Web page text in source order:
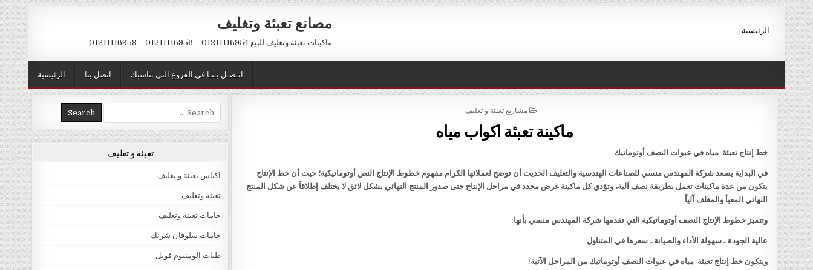
Skip
to
content
مصانع تعبئة وتغليف
ماكينات تعبئة وتغليف للبيع 01211116954 – 01211116956 – 01211116958
الرئيسية
الرئيسية اتصل بنا اتـصـل بـنـا في الفروع التي تناسبك
POSTED
مشاريع تعبئة و تغليف
ماكينة تعبئة اكواب مياه
خط إنتاج تعبئة مياه في عبوات النصف أوتوماتيك
في البداية يسعد شركة المهندس منسي للصناعات الهندسية والتغليف الحديث أن توضح لعملائها الكرام مفهوم خطوط الإنتاج النص أوتوماتيكية؛ حيث أن خط الإنتاج
يتكون من عدة ماكينات تعمل بطريقة نصف آلية، وتؤدي كل ماكينة غرض محدد في مراحل الإنتاج حتى صدور المنتج النهائي بشكل لائق لا يختلف إطلاقاً عن شكل المنتج
النهائي المعبأ والمغلف آلياً
وتتميز خطوط الإنتاج النصف أوتوماتيكية التي تقدمها شركة المهندس منسي بأنها:
عالية الجودة ـ سهولة الأداء والصيانة ـ سعرها في المتناول
ويتكون خط إنتاج تعبئة مياه في عبوات النصف أوتوماتيك من المراحل الآتية:
Search
for:
تعبئة و تغليف
اكياس تعبئة و تغليف
تعبئة وتغليف
خامات تعبئة وتغليف
خامات سلوفان شرنك
طبات الومنيوم فويل